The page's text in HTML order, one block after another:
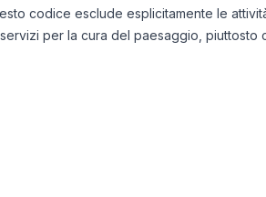
codice esclude esplicitamente le
per la cura del paesaggio, piuttosto